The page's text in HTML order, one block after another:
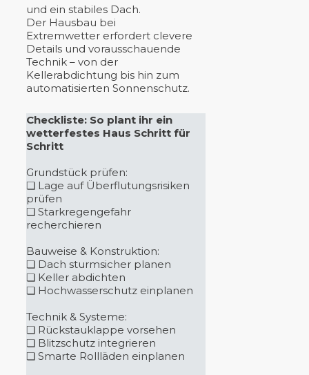
und ein stabiles Dach.
Der Hausbau bei
Extremwetter erfordert clevere
Details und vorausschauende
Technik – von der
Kellerabdichtung bis hin zum
automatisierten Sonnenschutz.
Checkliste: So plant ihr ein
wetterfestes Haus Schritt für
Schritt
Grundstück prüfen:
❏ Lage auf Überflutungsrisiken
prüfen
❏ Starkregengefahr
recherchieren
Bauweise & Konstruktion:
❏ Dach sturmsicher planen
❏ Keller abdichten
❏ Hochwasserschutz einplanen
Technik & Systeme:
❏ Rückstauklappe vorsehen
❏ Blitzschutz integrieren
❏ Smarte Rollläden einplanen